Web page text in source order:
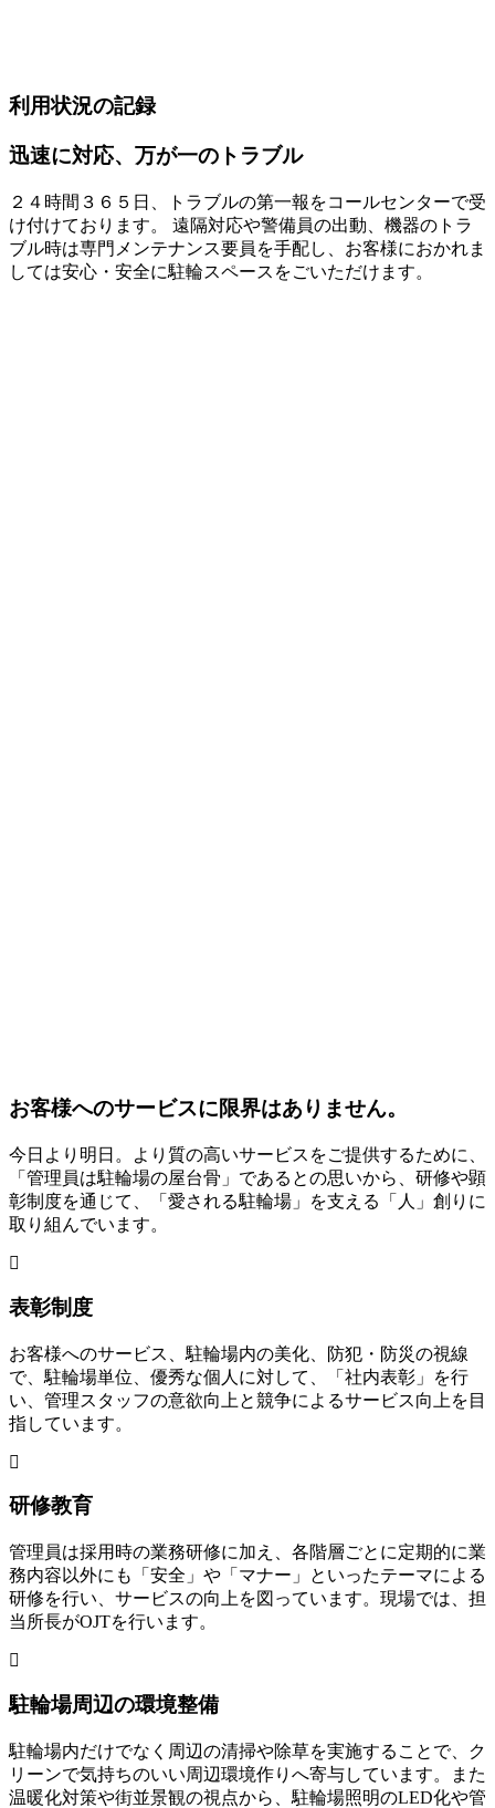
利用状況の記録
迅速に対応、万が一のトラブル
２４時間３６５日、トラブルの第一報をコールセンターで受
け付けております。 遠隔対応や警備員の出動、機器のトラ
ブル時は専門メンテナンス要員を手配し、お客様におかれま
しては安心・安全に駐輪スペースをごいただけます。
お客様へのサービスに限界はありません。
今日より明日。より質の高いサービスをご提供するために、
「管理員は駐輪場の屋台骨」であるとの思いから、研修や顕
彰制度を通じて、「愛される駐輪場」を支える「人」創りに
取り組んでいます。
表彰制度
お客様へのサービス、駐輪場内の美化、防犯・防災の視線
で、駐輪場単位、優秀な個人に対して、「社内表彰」を行
い、管理スタッフの意欲向上と競争によるサービス向上を目
指しています。
研修教育
管理員は採用時の業務研修に加え、各階層ごとに定期的に業
務内容以外にも「安全」や「マナー」といったテーマによる
研修を行い、サービスの向上を図っています。現場では、担
当所長がOJTを行います。
駐輪場周辺の環境整備
駐輪場内だけでなく周辺の清掃や除草を実施することで、ク
リーンで気持ちのいい周辺環境作りへ寄与しています。また
温暖化対策や街並景観の視点から、駐輪場照明のLED化や管